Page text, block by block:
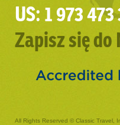
US: 1 973
Zapisz się
All Rights Reserved © Classic Travel,